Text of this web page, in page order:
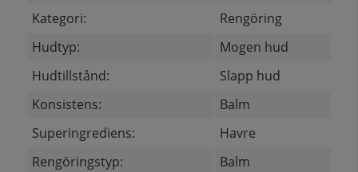
Kategori:
Rengöring
Hudtyp:
Mogen hud
Hudtillstånd:
Slapp hud
Konsistens:
Balm
Superingrediens:
Havre
Rengöringstyp:
Balm